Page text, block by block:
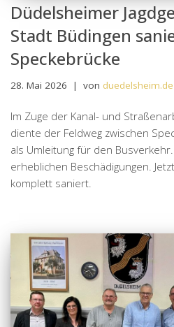
Düdelsheimer
Stadt Büdingen
Speckebrücke
28. Mai 2026 von duedelsheim.de
Im Zuge der Kanal- und
diente der Feldweg zwischen
als Umleitung für den
erheblichen Beschädigungen.
komplett saniert.